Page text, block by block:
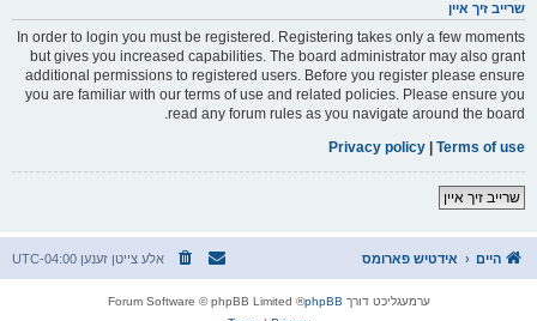
שרייב זיך איין
In order to login you must be registered. Registering takes only a few moments
but gives you increased capabilities. The board administrator may also grant
additional permissions to registered users. Before you register please ensure
you are familiar with our terms of use and related policies. Please ensure you
read any forum rules as you navigate around the board.
Terms of use
|
Privacy policy
שרייב זיך איין
היים אידטיש פארומס אלע צייטן זענען UTC-04:00
ערמעגליכט דורך phpBB
® Forum Software © phpBB Limited